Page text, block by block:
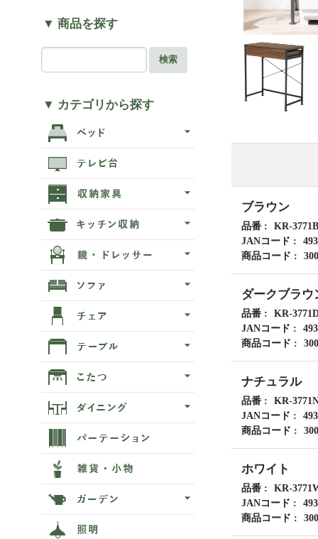
ブラウン
品番
KR-
JANコード
商品コード
ダークブラウ
品番
KR-
JANコード
商品コード
ナチュラル
品番
KR-
JANコード
商品コード
ホワイト
品番
KR-
JANコード
商品コード
▼ 商品を探す
検索
▼ カテゴリから探す